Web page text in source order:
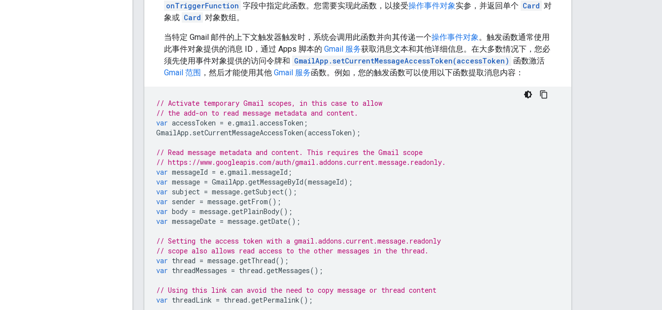
onTriggerFunction 字段中指定此函数。您需要实现此函数，以接受操作事件对象实参，并返回单个 Card 对
象或 Card 对象数组。
当特定 Gmail 邮件的上下文触发器触发时，系统会调用此函数并向其传递一个操作事件对象。触发函数通常使用
此事件对象提供的消息 ID，通过 Apps 脚本的 Gmail 服务获取消息文本和其他详细信息。在大多数情况下，您必
须先使用事件对象提供的访问令牌和 GmailApp.setCurrentMessageAccessToken(accessToken) 函数激活
Gmail 范围 ，然后才能使用其他 Gmail 服务函数。例如，您的触发函数可以使用以下函数提取消息内容：
// Activate temporary Gmail scopes, in this case to allow
// the add-on to read message metadata and content.
var accessToken = e.gmail .accessToken ;
GmailApp . setCurrentMessageAccessToken(accessToken);
// Read message metadata and content. This requires the Gmail scope
// https://www.googleapis.com/auth/gmail.addons.current.message.readonly.
var messageId = e.gmail .messageId ;
var message = GmailApp .getMessageById(messageId);
var subject = message.getSubject();
var sender = message.getFrom();
var body = message.getPlainBody();
var messageDate = message.getDate();
// Setting the access token with a gmail.addons.current.message.readonly
// scope also allows read access to the other messages in the thread.
var thread = message.getThread();
var threadMessages = thread .getMessages();
// Using this link can avoid the need to copy message or thread content
var threadLink = thread .getPermalink();